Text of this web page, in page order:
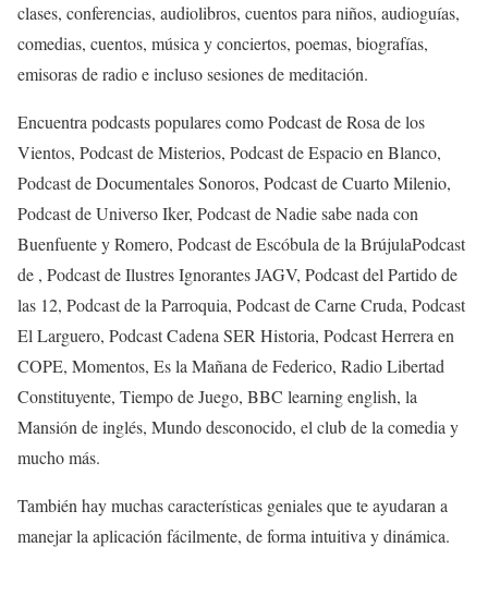
clases, conferencias, audiolibros, cuentos para niños, audioguías,
comedias, cuentos, música y conciertos, poemas, biografías,
emisoras de radio e incluso sesiones de meditación.
Encuentra podcasts populares como Podcast de Rosa de los
Vientos, Podcast de Misterios, Podcast de Espacio en Blanco,
Podcast de Documentales Sonoros, Podcast de Cuarto Milenio,
Podcast de Universo Iker, Podcast de Nadie sabe nada con
Buenfuente y Romero, Podcast de Escóbula de la BrújulaPodcast
de , Podcast de Ilustres Ignorantes JAGV, Podcast del Partido de
las 12, Podcast de la Parroquia, Podcast de Carne Cruda, Podcast
El Larguero, Podcast Cadena SER Historia, Podcast Herrera en
COPE, Momentos, Es la Mañana de Federico, Radio Libertad
Constituyente, Tiempo de Juego, BBC learning english, la
Mansión de inglés, Mundo desconocido, el club de la comedia y
mucho más.
También hay muchas características geniales que te ayudaran a
manejar la aplicación fácilmente, de forma intuitiva y dinámica.